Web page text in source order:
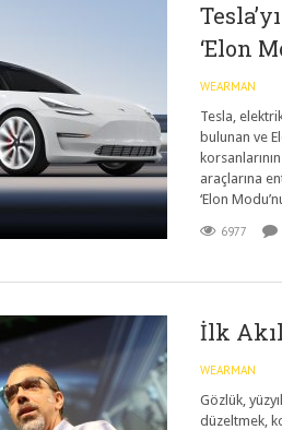
‘Elon
WEARMAN
Tesla,
bulunan ve
araçlarına
‘Elon
6977
İlk
WEARMAN
Gözlük,
düzeltmek,